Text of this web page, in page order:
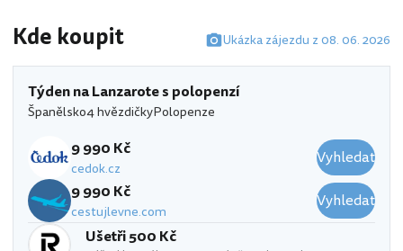
Kde koupit Ukázka zájezdu z 08. 06. 2026
Týden na Lanzarote s polopenzí
Španělsko4 hvězdičkyPolopenze
9 990 Kč
cedok.cz
Vyhledat
9 990 Kč
cestujlevne.com
Vyhledat
Ušetři 500 Kč